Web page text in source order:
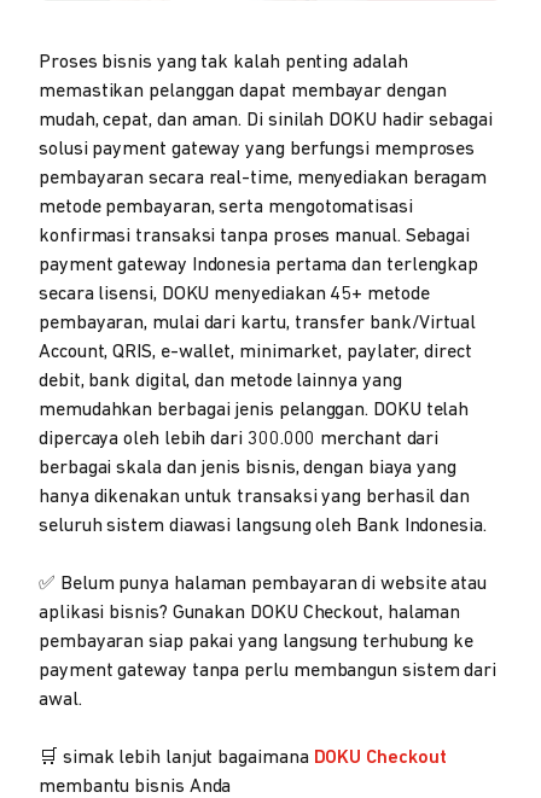
Proses bisnis yang tak kalah penting adalah
memastikan pelanggan dapat membayar dengan
mudah, cepat, dan aman. Di sinilah DOKU hadir sebagai
solusi payment gateway yang berfungsi memproses
pembayaran secara real-time, menyediakan beragam
metode pembayaran, serta mengotomatisasi
konfirmasi transaksi tanpa proses manual. Sebagai
payment gateway Indonesia pertama dan terlengkap
secara lisensi, DOKU menyediakan 45+ metode
pembayaran, mulai dari kartu, transfer bank/Virtual
Account, QRIS, e-wallet, minimarket, paylater, direct
debit, bank digital, dan metode lainnya yang
memudahkan berbagai jenis pelanggan. DOKU telah
dipercaya oleh lebih dari 300.000 merchant dari
berbagai skala dan jenis bisnis, dengan biaya yang
hanya dikenakan untuk transaksi yang berhasil dan
seluruh sistem diawasi langsung oleh Bank Indonesia.
✅ Belum punya halaman pembayaran di website atau
aplikasi bisnis? Gunakan DOKU Checkout, halaman
pembayaran siap pakai yang langsung terhubung ke
payment gateway tanpa perlu membangun sistem dari
awal.
🛒 simak lebih lanjut bagaimana DOKU Checkout
membantu bisnis Anda